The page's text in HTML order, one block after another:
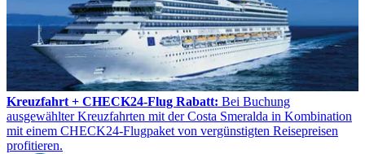
Kreuzfahrt + CHECK24-Flug Rabatt: Bei Buchung
ausgewählter Kreuzfahrten mit der Costa Smeralda in Kombination
mit einem CHECK24-Flugpaket von vergünstigten Reisepreisen
profitieren.